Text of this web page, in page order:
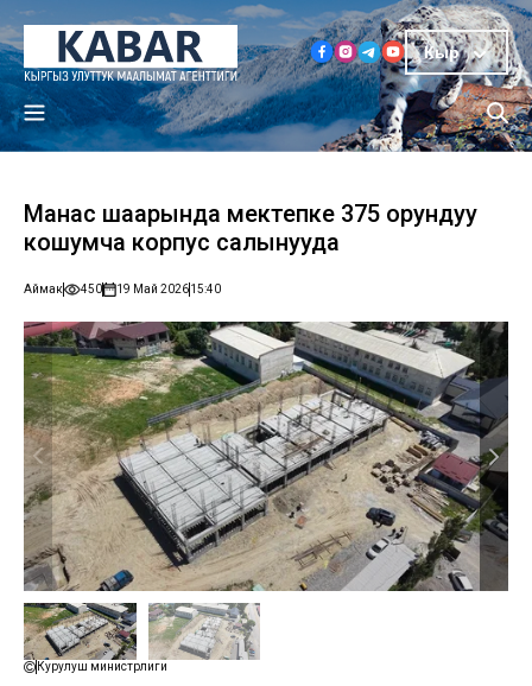
Кыр
Манас шаарында мектепке 375 орундуу
кошумча корпус салынууда
Аймак 450 19 Май 202615:40
Курулуш министрлиги